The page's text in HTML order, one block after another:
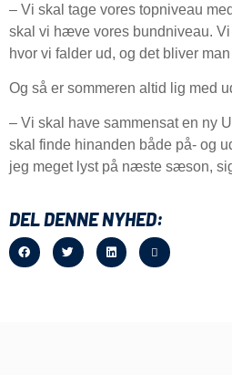
– Vi skal tage vores topniveau
skal vi hæve vores bundniveau. Vi
hvor vi falder ud, og det bliver
Og så er sommeren altid lig med
– Vi skal have sammensat en ny
skal finde hinanden både på- og
jeg meget lyst på næste sæson,
DEL DENNE NYHED: